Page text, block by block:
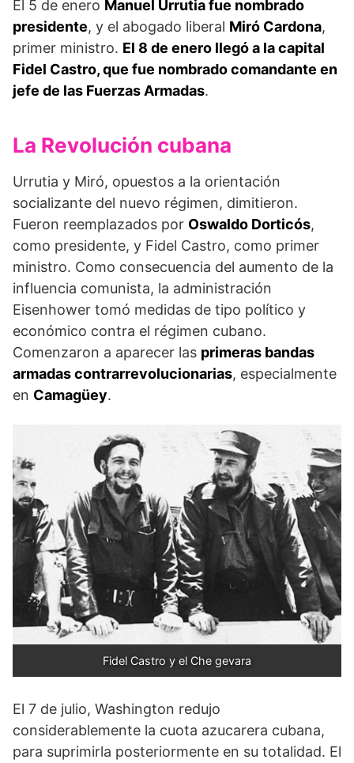
El 5 de enero Manuel Urrutia fue nombrado
presidente, y el abogado liberal Miró Cardona,
primer ministro. El 8 de enero llegó a la capital
Fidel Castro, que fue nombrado comandante en
jefe de las Fuerzas Armadas.
La Revolución cubana
Urrutia y Miró, opuestos a la orientación
socializante del nuevo régimen, dimitieron.
Fueron reemplazados por Oswaldo Dorticós,
como presidente, y Fidel Castro, como primer
ministro. Como consecuencia del aumento de la
influencia comunista, la administración
Eisenhower tomó medidas de tipo político y
económico contra el régimen cubano.
Comenzaron a aparecer las primeras bandas
armadas contrarrevolucionarias, especialmente
en Camagüey.
Fidel Castro y el Che gevara
El 7 de julio, Washington redujo
considerablemente la cuota azucarera cubana,
para suprimirla posteriormente en su totalidad. El